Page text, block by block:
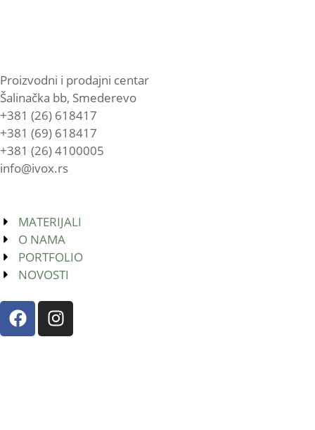
Proizvodni i prodajni centar
Šalinačka bb, Smederevo
+381 (26) 618417
+381 (69) 618417
+381 (26) 4100005
info@ivox.rs
MATERIJALI
O NAMA
PORTFOLIO
NOVOSTI